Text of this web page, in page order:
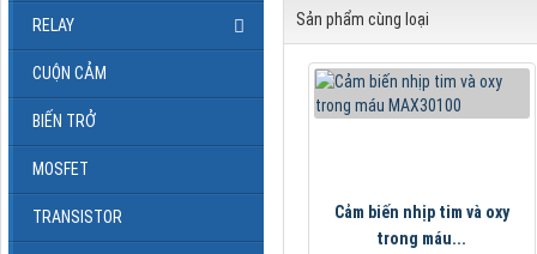
Sản phẩm cùng loại
Cảm biến nhịp tim và oxy
trong máu...
RELAY
CUỘN CẢM
BIẾN TRỞ
MOSFET
TRANSISTOR